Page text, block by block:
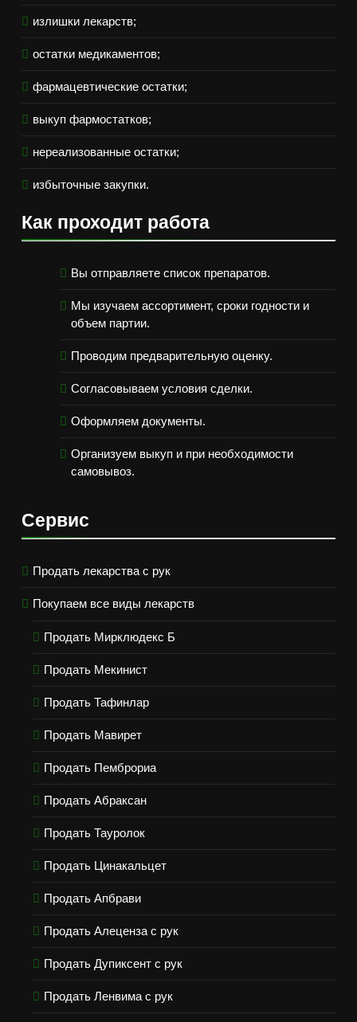
излишки лекарств;
остатки медикаментов;
фармацевтические остатки;
выкуп фармостатков;
нереализованные остатки;
избыточные закупки.
Как проходит работа
Вы отправляете список препаратов.
Мы изучаем ассортимент, сроки годности и
объем партии.
Проводим предварительную оценку.
Согласовываем условия сделки.
Оформляем документы.
Организуем выкуп и при необходимости
самовывоз.
Сервис
Продать лекарства с рук
Покупаем все виды лекарств
Продать Мирклюдекс Б
Продать Мекинист
Продать Тафинлар
Продать Мавирет
Продать Пемброриа
Продать Абраксан
Продать Тауролок
Продать Цинакальцет
Продать Апбрави
Продать Алеценза с рук
Продать Дупиксент с рук
Продать Ленвима с рук